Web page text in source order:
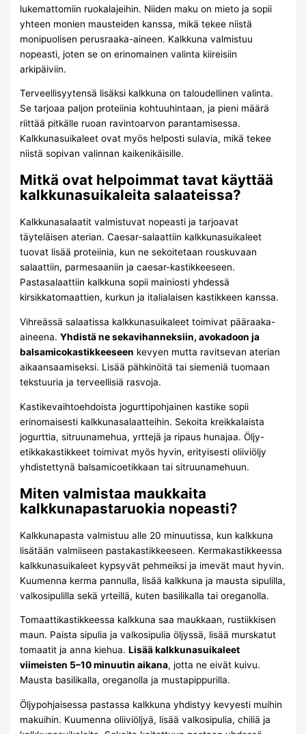
lukemattomiin ruokalajeihin. Niiden maku on mieto ja sopii
yhteen monien mausteiden kanssa, mikä tekee niistä
monipuolisen perusraaka-aineen. Kalkkuna valmistuu
nopeasti, joten se on erinomainen valinta kiireisiin
arkipäiviin.
Terveellisyytensä lisäksi kalkkuna on taloudellinen valinta.
Se tarjoaa paljon proteiinia kohtuuhintaan, ja pieni määrä
riittää pitkälle ruoan ravintoarvon parantamisessa.
Kalkkunasuikaleet ovat myös helposti sulavia, mikä tekee
niistä sopivan valinnan kaikenikäisille.
Mitkä ovat helpoimmat tavat käyttää
kalkkunasuikaleita salaateissa?
Kalkkunasalaatit valmistuvat nopeasti ja tarjoavat
täyteläisen aterian. Caesar-salaattiin kalkkunasuikaleet
tuovat lisää proteiinia, kun ne sekoitetaan rouskuvaan
salaattiin, parmesaaniin ja caesar-kastikkeeseen.
Pastasalaattiin kalkkuna sopii mainiosti yhdessä
kirsikkatomaattien, kurkun ja italialaisen kastikkeen kanssa.
Vihreässä salaatissa kalkkunasuikaleet toimivat pääraaka-
aineena.Yhdistä ne sekavihanneksiin, avokadoon ja
balsamicokastikkeeseen kevyen mutta ravitsevan aterian
aikaansaamiseksi. Lisää pähkinöitä tai siemeniä tuomaan
tekstuuria ja terveellisiä rasvoja.
Kastikevaihtoehdoista jogurttipohjainen kastike sopii
erinomaisesti kalkkunasalaatteihin. Sekoita kreikkalaista
jogurttia, sitruunamehua, yrttejä ja ripaus hunajaa. Öljy-
etikkakastikkeet toimivat myös hyvin, erityisesti oliiviöljy
yhdistettynä balsamicoetikkaan tai sitruunamehuun.
Miten valmistaa maukkaita
kalkkunapastaruokia nopeasti?
Kalkkunapasta valmistuu alle 20 minuutissa, kun kalkkuna
lisätään valmiiseen pastakastikkeeseen. Kermakastikkeessa
kalkkunasuikaleet kypsyvät pehmeiksi ja imevät maut hyvin.
Kuumenna kerma pannulla, lisää kalkkuna ja mausta sipulilla,
valkosipulilla sekä yrteillä, kuten basilikalla tai oreganolla.
Tomaattikastikkeessa kalkkuna saa maukkaan, rustiikkisen
maun. Paista sipulia ja valkosipulia öljyssä, lisää murskatut
tomaatit ja anna kiehua.Lisää kalkkunasuikaleet
viimeisten 5–10 minuutin aikana, jotta ne eivät kuivu.
Mausta basilikalla, oreganolla ja mustapippurilla.
Öljypohjaisessa pastassa kalkkuna yhdistyy kevyesti muihin
makuihin. Kuumenna oliiviöljyä, lisää valkosipulia, chiliä ja